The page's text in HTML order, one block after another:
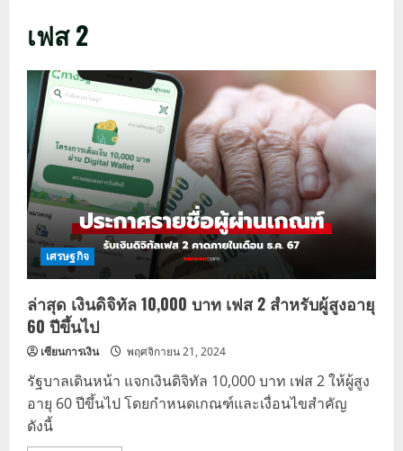
เฟส 2
เศรษฐกิจ
ล่าสุด เงินดิจิทัล 10,000 บาท เฟส 2 สำหรับผู้สูงอายุ
60 ปีขึ้นไป
เซียนการเงิน พฤศจิกายน 21, 2024
รัฐบาลเดินหน้า แจกเงินดิจิทัล 10,000 บาท เฟส 2 ให้ผู้สูง
อายุ 60 ปีขึ้นไป โดยกำหนดเกณฑ์และเงื่อนไขสำคัญ
ดังนี้